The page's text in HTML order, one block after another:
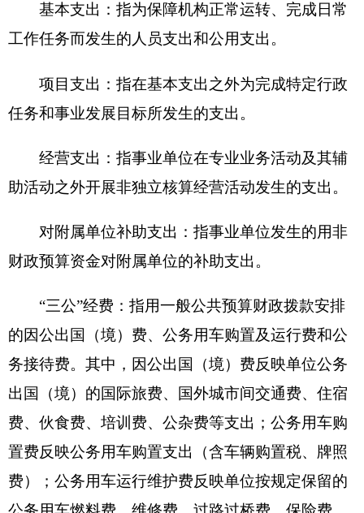
打印本页 关闭窗口
各县（市）网站 媒体
地州市政府 区政府部门
省区市政府 国家部委局
主办：克孜勒苏柯尔克孜自治州人民政府办公室
承办：克孜勒苏柯尔克孜自治州政务公开信息中心
新公网安备65300102000007号 新ICP备2022000247号
政府网站标识码：6530000002 法律声明 关于我们